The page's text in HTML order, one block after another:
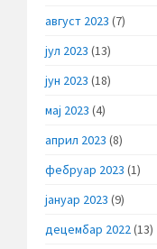
август 2023 (7)
јул 2023 (13)
јун 2023 (18)
мај 2023 (4)
април 2023 (8)
фебруар 2023 (1)
јануар 2023 (9)
децембар 2022(13)